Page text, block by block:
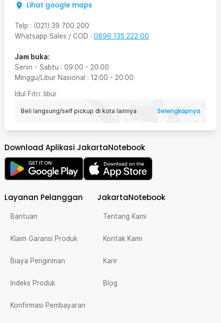
Lihat google maps
Telp : (021) 39 700 200
Whatsapp Sales / COD : 0896 135 222 00
Jam buka:
Senin - Sabtu : 09:00 - 20:00
Minggu/Libur Nasional : 12:00 - 20:00
Idul Fitri: libur
Beli langsung/self pickup di kota lainnya Selengkapnya
Download Aplikasi JakartaNotebook
Layanan Pelanggan
Bantuan
Klaim Garansi Produk
Biaya Pengiriman
Indeks Produk
Konfirmasi Pembayaran
JakartaNotebook
Tentang Kami
Kontak Kami
Karir
Blog